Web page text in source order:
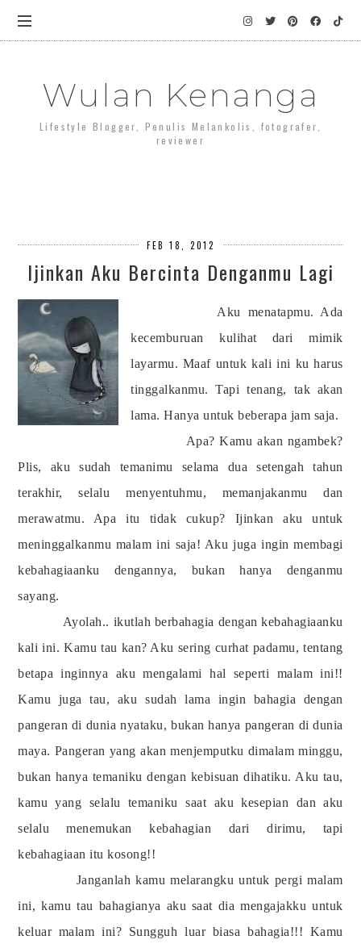
Wulan Kenanga
Lifestyle Blogger, Penulis Melankolis, fotografer,
reviewer
FEB 18, 2012
Ijinkan Aku Bercinta Denganmu Lagi
Aku menatapmu. Ada
kecemburuan kulihat dari mimik
layarmu. Maaf untuk kali ini ku harus
tinggalkanmu. Tapi tenang, tak akan
lama. Hanya untuk beberapa jam saja.
Apa? Kamu akan ngambek?
Plis, aku sudah temanimu selama dua setengah tahun
terakhir, selalu menyentuhmu, memanjakanmu dan
merawatmu. Apa itu tidak cukup? Ijinkan aku untuk
meninggalkanmu malam ini saja! Aku juga ingin membagi
kebahagiaanku dengannya, bukan hanya denganmu
sayang.
Ayolah.. ikutlah berbahagia dengan kebahagiaanku
kali ini. Kamu tau kan? Aku sering curhat padamu, tentang
betapa inginnya aku mengalami hal seperti malam ini!!
Kamu juga tau, aku sudah lama ingin bahagia dengan
pangeran di dunia nyataku, bukan hanya pangeran di dunia
maya. Pangeran yang akan menjemputku dimalam minggu,
bukan hanya temaniku dengan kebisuan dihatiku. Aku tau,
kamu yang selalu temaniku saat aku kesepian dan aku
selalu menemukan kebahagian dari dirimu, tapi
kebahagiaan itu kosong!!
Janganlah kamu melarangku untuk pergi malam
ini, kamu tau bahagianya aku saat dia mengajakku untuk
keluar malam ini? Sungguh luar biasa bahagia!!! Kamu